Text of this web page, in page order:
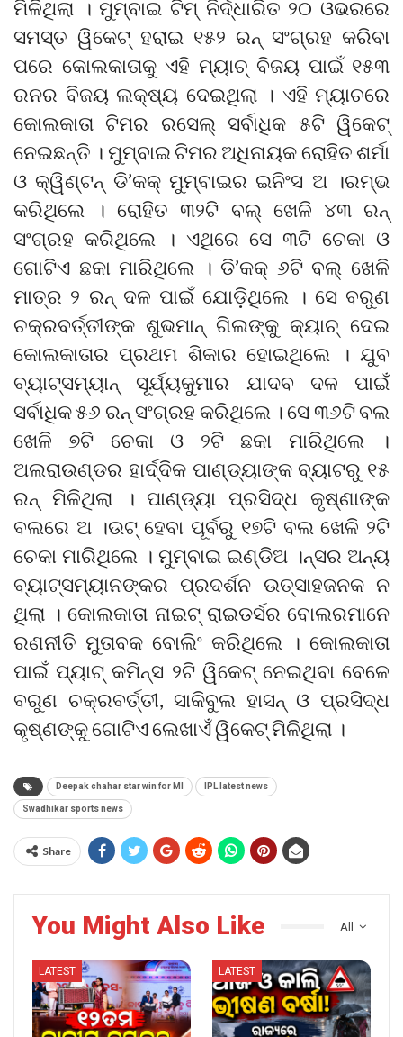
ମିଳିଥିଲା । ମୁମ୍ବାଇ ଟିମ୍ ନିର୍ଦ୍ଧାରିତ ୨୦ ଓଭରରେ
ସମସ୍ତ ୱିକେଟ୍ ହରାଇ ୧୫୨ ରନ୍ ସଂଗ୍ରହ କରିବା
ପରେ କୋଲକାତାକୁ ଏହି ମ୍ୟାଚ୍ ବିଜୟ ପାଇଁ ୧୫୩
ରନର ବିଜୟ ଲକ୍ଷ୍ୟ ଦେଇଥିଲା । ଏହି ମ୍ୟାଚରେ
କୋଲକାତା ଟିମର ରସେଲ୍ ସର୍ବାଧିକ ୫ଟି ୱିକେଟ୍
ନେଇଛନ୍ତି । ମୁମ୍ବାଇ ଟିମର ଅଧିନାୟକ ରୋହିତ ଶର୍ମା
ଓ କ୍ୱିଣ୍ଟନ୍ ଡି’କକ୍ ମୁମ୍ବାଇର ଇନିଂସ ଅ ।ରମ୍ଭ
କରିଥିଲେ । ରୋହିତ ୩୨ଟି ବଲ୍ ଖେଳି ୪୩ ରନ୍
ସଂଗ୍ରହ କରିଥିଲେ । ଏଥିରେ ସେ ୩ଟି ଚେକା ଓ
ଗୋଟିଏ ଛକା ମାରିଥିଲେ । ଡି’କକ୍ ୬ଟି ବଲ୍ ଖେଳି
ମାତ୍ର ୨ ରନ୍ ଦଳ ପାଇଁ ଯୋଡ଼ିଥିଲେ । ସେ ବରୁଣ
ଚକ୍ରବର୍ତ୍ତୀଙ୍କ ଶୁଭମାନ୍ ଗିଲଙ୍କୁ କ୍ୟାଚ୍ ଦେଇ
କୋଲକାତାର ପ୍ରଥମ ଶିକାର ହୋଇଥିଲେ । ଯୁବ
ବ୍ୟାଟ୍ସମ୍ୟାନ୍ ସୂର୍ଯ୍ୟକୁମାର ଯାଦବ ଦଳ ପାଇଁ
ସର୍ବାଧିକ ୫୬ ରନ୍ ସଂଗ୍ରହ କରିଥିଲେ । ସେ ୩୬ଟି ବଲ
ଖେଳି ୭ଟି ଚେକା ଓ ୨ଟି ଛକା ମାରିଥିଲେ ।
ଅଲରାଉଣ୍ଡର ହାର୍ଦ୍ଦିକ ପାଣ୍ଡ୍ୟାଙ୍କ ବ୍ୟାଟରୁ ୧୫
ରନ୍ ମିଳିଥିଲା । ପାଣ୍ଡ୍ୟା ପ୍ରସିଦ୍ଧ କୃଷ୍ଣାଙ୍କ
ବଲରେ ଅ ।ଉଟ୍ ହେବା ପୂର୍ବରୁ ୧୭ଟି ବଲ ଖେଳି ୨ଟି
ଚେକା ମାରିଥିଲେ । ମୁମ୍ବାଇ ଇଣ୍ଡିଅ ।ନ୍ସର ଅନ୍ୟ
ବ୍ୟାଟ୍ସମ୍ୟାନଙ୍କର ପ୍ରଦର୍ଶନ ଉତ୍ସାହଜନକ ନ
ଥିଲା । କୋଲକାତା ନାଇଟ୍ ରାଇଡର୍ସର ବୋଲରମାନେ
ରଣନୀତି ମୁତାବକ ବୋଲିଂ କରିଥିଲେ । କୋଲକାତା
ପାଇଁ ପ୍ୟାଟ୍ କମିନ୍ସ ୨ଟି ୱିକେଟ୍ ନେଇଥିବା ବେଳେ
ବରୁଣ ଚକ୍ରବର୍ତ୍ତୀ, ସାକିବୁଲ ହାସନ୍ ଓ ପ୍ରସିଦ୍ଧ
କୃଷ୍ଣଙ୍କୁ ଗୋଟିଏ ଲେଖାଏଁ ୱିକେଟ୍ ମିଳିଥିଲା ।
Deepak chahar star win for MI IPL latest news
Swadhikar sports news
Share
All
You Might Also Like
LATEST LATEST